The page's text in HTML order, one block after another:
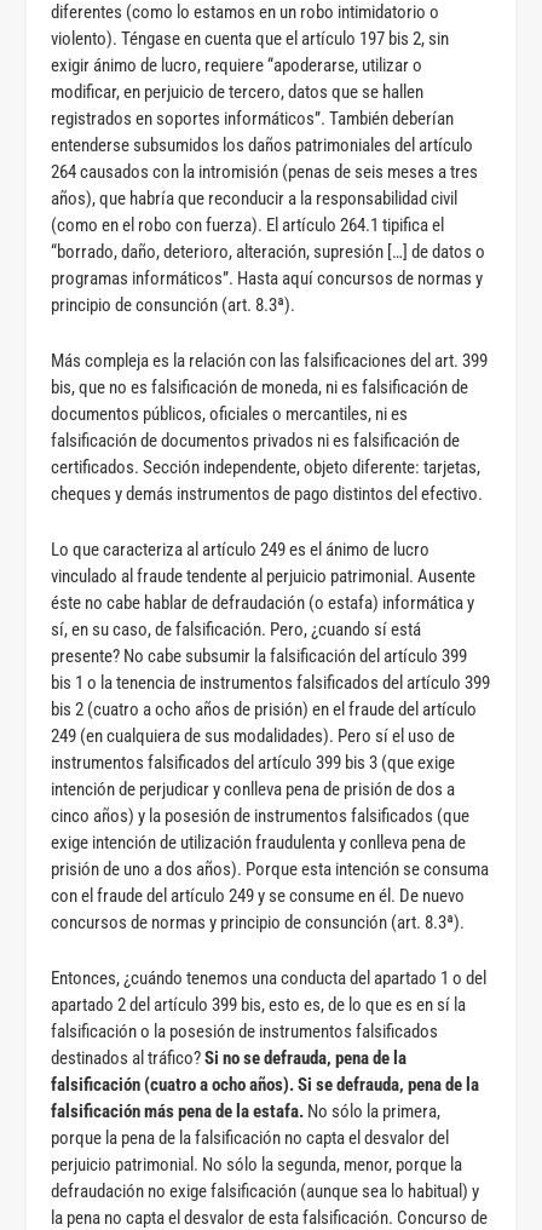
diferentes (como lo estamos en un robo intimidatorio o
violento). Téngase en cuenta que el artículo 197 bis 2, sin
exigir ánimo de lucro, requiere “apoderarse, utilizar o
modificar, en perjuicio de tercero, datos que se hallen
registrados en soportes informáticos”. También deberían
entenderse subsumidos los daños patrimoniales del artículo
264 causados con la intromisión (penas de seis meses a tres
años), que habría que reconducir a la responsabilidad civil
(como en el robo con fuerza). El artículo 264.1 tipifica el
“borrado, daño, deterioro, alteración, supresión […] de datos o
programas informáticos”. Hasta aquí concursos de normas y
principio de consunción (art. 8.3ª).
Más compleja es la relación con las falsificaciones del art. 399
bis, que no es falsificación de moneda, ni es falsificación de
documentos públicos, oficiales o mercantiles, ni es
falsificación de documentos privados ni es falsificación de
certificados. Sección independente, objeto diferente: tarjetas,
cheques y demás instrumentos de pago distintos del efectivo.
Lo que caracteriza al artículo 249 es el ánimo de lucro
vinculado al fraude tendente al perjuicio patrimonial. Ausente
éste no cabe hablar de defraudación (o estafa) informática y
sí, en su caso, de falsificación. Pero, ¿cuando sí está
presente? No cabe subsumir la falsificación del artículo 399
bis 1 o la tenencia de instrumentos falsificados del artículo 399
bis 2 (cuatro a ocho años de prisión) en el fraude del artículo
249 (en cualquiera de sus modalidades). Pero sí el uso de
instrumentos falsificados del artículo 399 bis 3 (que exige
intención de perjudicar y conlleva pena de prisión de dos a
cinco años) y la posesión de instrumentos falsificados (que
exige intención de utilización fraudulenta y conlleva pena de
prisión de uno a dos años). Porque esta intención se consuma
con el fraude del artículo 249 y se consume en él. De nuevo
concursos de normas y principio de consunción (art. 8.3ª).
Entonces, ¿cuándo tenemos una conducta del apartado 1 o del
apartado 2 del artículo 399 bis, esto es, de lo que es en sí la
falsificación o la posesión de instrumentos falsificados
destinados al tráfico?Si no se defrauda, pena de la
falsificación (cuatro a ocho años). Si se defrauda, pena de la
falsificación más pena de la estafa. No sólo la primera,
porque la pena de la falsificación no capta el desvalor del
perjuicio patrimonial. No sólo la segunda, menor, porque la
defraudación no exige falsificación (aunque sea lo habitual) y
la pena no capta el desvalor de esta falsificación. Concurso de